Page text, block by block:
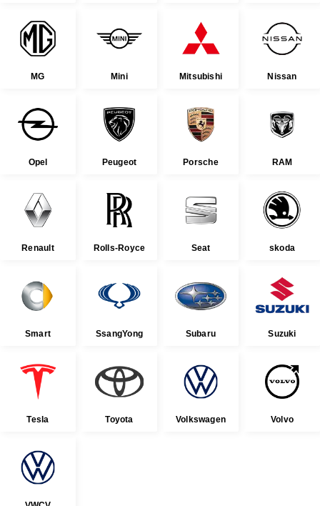
MG Mini Mitsubishi Nissan
Opel Peugeot Porsche RAM
Renault Rolls-Royce Seat skoda
Smart SsangYong Subaru Suzuki
Tesla Toyota Volkswagen Volvo